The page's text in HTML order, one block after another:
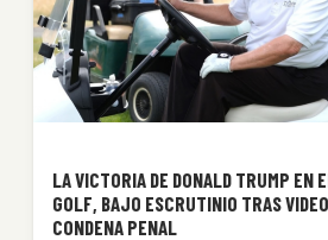
LA VICTORIA DE DONALD TRUMP EN
GOLF, BAJO ESCRUTINIO TRAS
CONDENA PENAL